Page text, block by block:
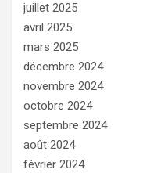
juillet 2025
avril 2025
mars 2025
décembre 2024
novembre 2024
octobre 2024
septembre 2024
août 2024
février 2024